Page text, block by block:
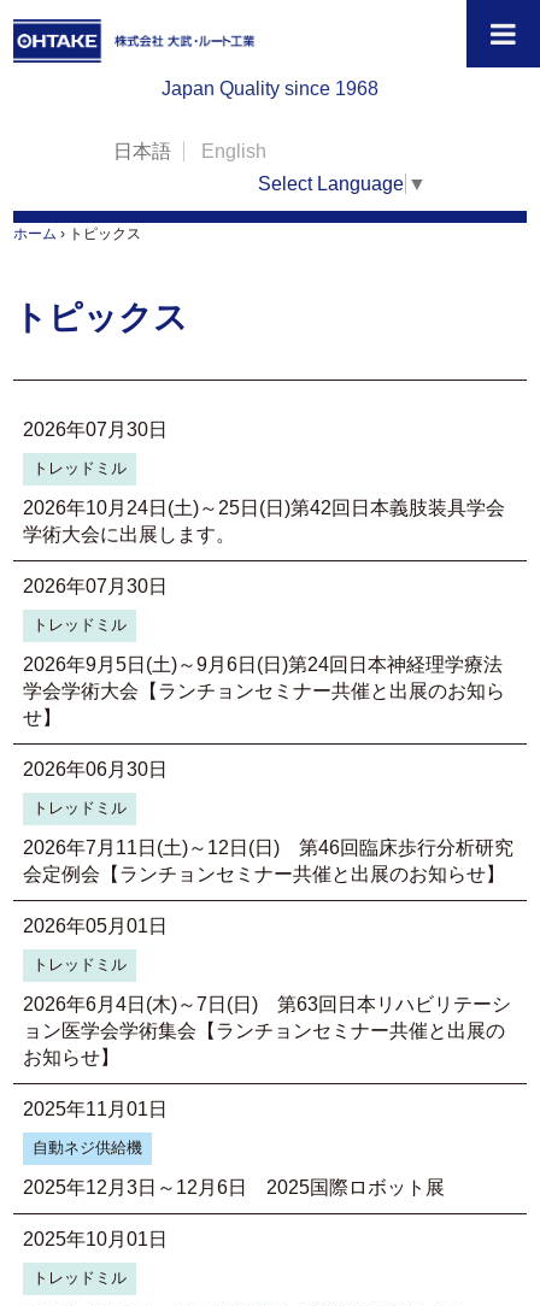
Japan Quality since 1968
日本語
English
Select Language ▼
ホーム › トピックス
トピックス
2026年07月30日
トレッドミル
2026年10月24日(土)～25日(日)第42回日本義肢装具学会
学術大会に出展します。
2026年07月30日
トレッドミル
2026年9月5日(土)～9月6日(日)第24回日本神経理学療法
学会学術大会【ランチョンセミナー共催と出展のお知ら
せ】
2026年06月30日
トレッドミル
2026年7月11日(土)～12日(日) 第46回臨床歩行分析研究
会定例会【ランチョンセミナー共催と出展のお知らせ】
2026年05月01日
トレッドミル
2026年6月4日(木)～7日(日) 第63回日本リハビリテーシ
ョン医学会学術集会【ランチョンセミナー共催と出展の
お知らせ】
2025年11月01日
自動ネジ供給機
2025年12月3日～12月6日 2025国際ロボット展
2025年10月01日
トレッドミル